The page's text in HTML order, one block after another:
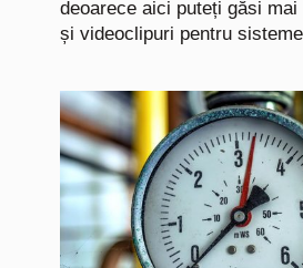
deoarece aici puteți găsi
și videoclipuri pentru